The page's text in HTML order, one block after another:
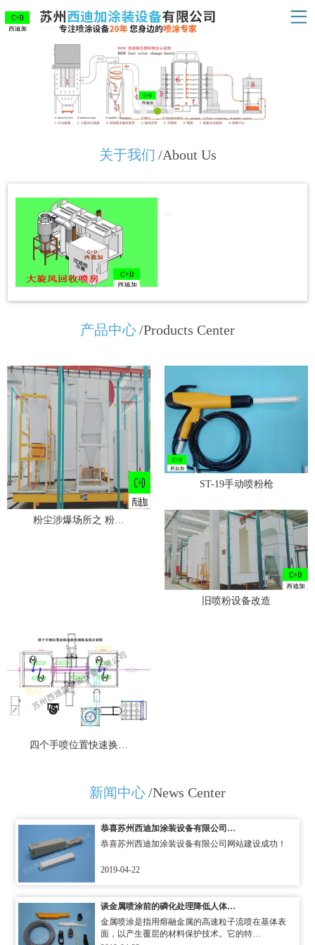
关于我们 /About Us
...
产品中心/Products Center
粉尘涉爆场所之 粉…
ST-19手动喷粉枪
旧喷粉设备改造
四个手喷位置快速换…
新闻中心/News Center
恭喜苏州西迪加涂装设备有限公司…
恭喜苏州西迪加涂装设备有限公司网站建设成功！
2019-04-22
谈金属喷涂前的磷化处理降低人体…
金属喷涂是指用熔融金属的高速粒子流喷在基体表
面，以产生覆层的材料保护技术。它的特…